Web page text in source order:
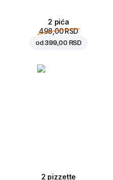
2 pića
498,00 RSD
od399,00 RSD
2 pizzette